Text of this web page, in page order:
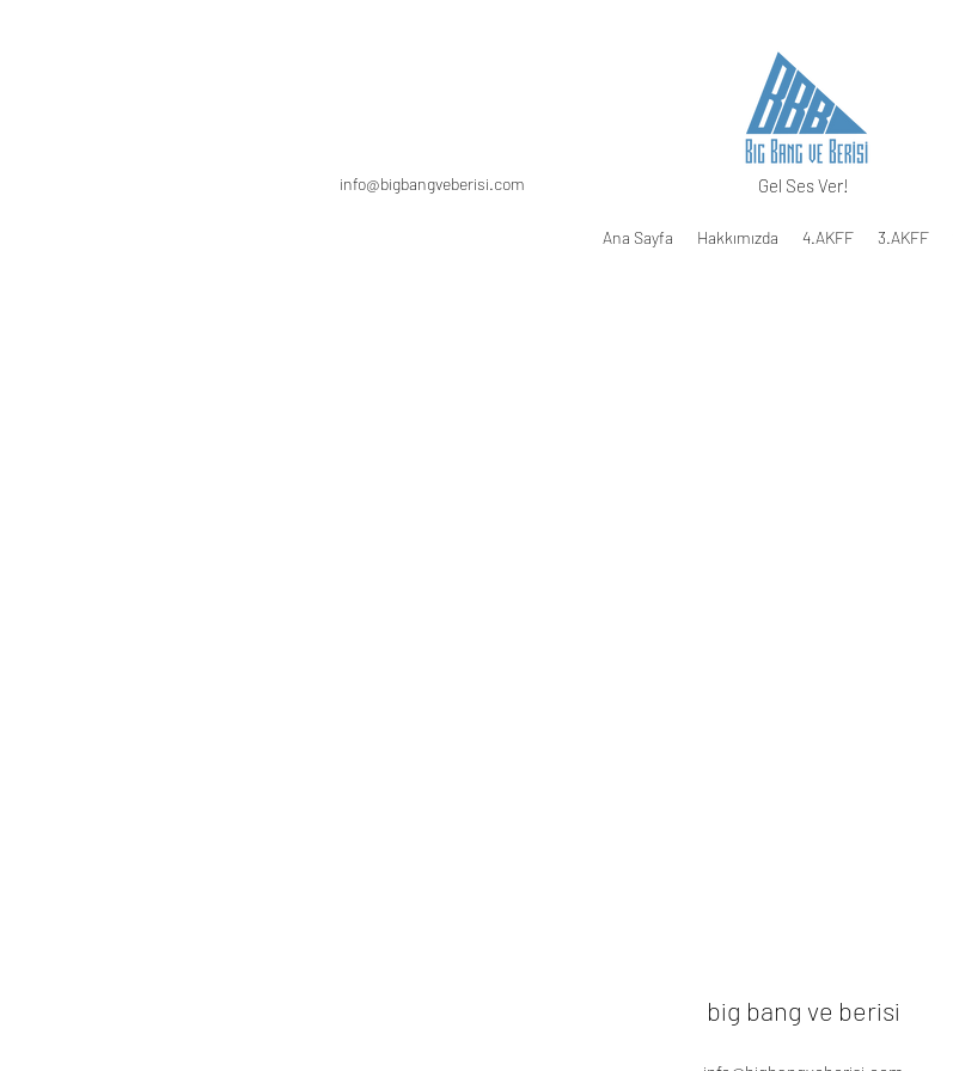
info@bigbangveberisi.com Gel Ses Ver!
Ana Sayfa Hakkımızda 4.AKFF 3.AKFF
big bang ve berisi